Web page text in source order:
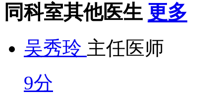
同科室其他医生 更多
吴秀玲 主任医师
9分